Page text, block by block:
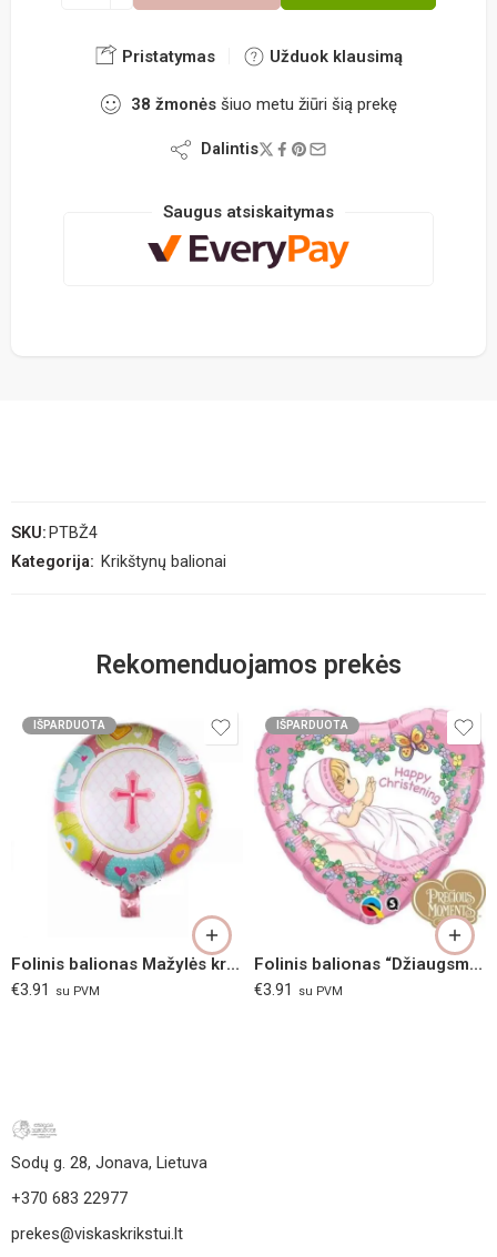
Pristatymas Užduok klausimą
38 žmonės šiuo metu žiūri šią prekę
Dalintis
Saugus atsiskaitymas
SKU: PTBŽ4
Kategorija: Krikštynų balionai
Rekomenduojamos prekės
IŠPARDUOTA
Folinis balionas Mažylės krikštynos
€3.91 su PVM
IŠPARDUOTA
Folinis balionas “Džiaugsmingų krikštynų”
€3.91 su PVM
Sodų g. 28, Jonava, Lietuva
+370 683 22977
prekes@viskaskrikstui.lt